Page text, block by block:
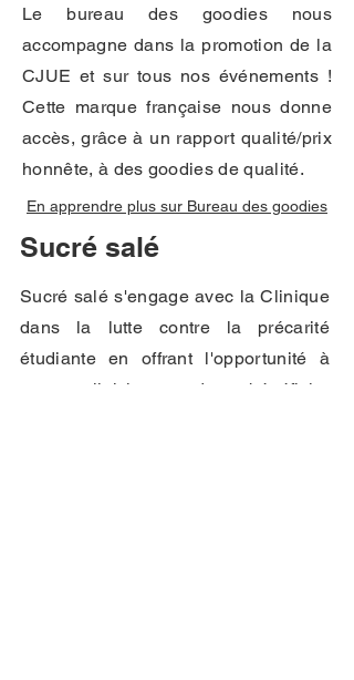
Le bureau des goodies nous
accompagne dans la promotion de la
CJUE et sur tous nos événements !
Cette marque française nous donne
accès, grâce à un rapport qualité/prix
honnête, à des goodies de qualité.
En apprendre plus sur Bureau des goodies
Sucré salé
Sucré salé s'engage avec la Clinique
dans la lutte contre la précarité
étudiante en offrant l'opportunité à
nos cliniciens de bénéficier